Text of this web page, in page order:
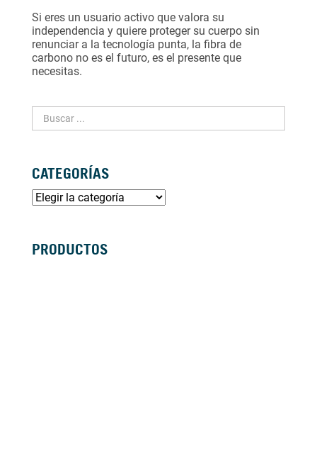
Si eres un usuario activo que valora su
independencia y quiere proteger su cuerpo sin
renunciar a la tecnología punta, la fibra de
carbono no es el futuro, es el presente que
necesitas.
CATEGORÍAS
PRODUCTOS